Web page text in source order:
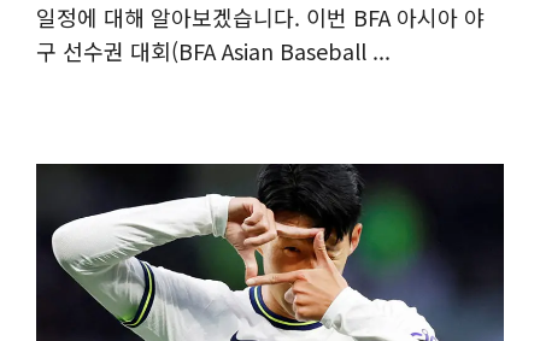
일정에 대해 알아보겠습니다. 이번 BFA 아시아 야
구 선수권 대회(BFA Asian Baseball ...